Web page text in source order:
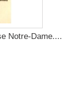
Notre-Dame....